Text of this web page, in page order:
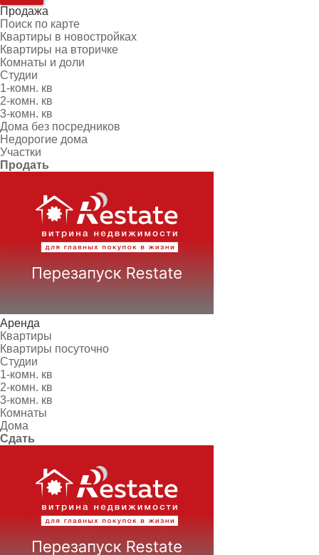
Продажа
Поиск по карте
Квартиры в новостройках
Квартиры на вторичке
Комнаты и доли
Студии
1-комн. кв
2-комн. кв
3-комн. кв
Дома без посредников
Недорогие дома
Участки
Продать
Аренда
Квартиры
Квартиры посуточно
Студии
1-комн. кв
2-комн. кв
3-комн. кв
Комнаты
Дома
Сдать